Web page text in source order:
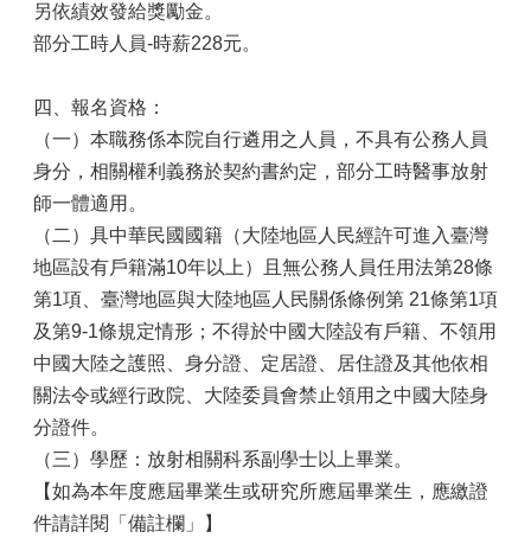
另依績效發給獎勵金。
部分工時人員-時薪228元。
四、報名資格：
（一）本職務係本院自行遴用之人員，不具有公務人員
身分，相關權利義務於契約書約定，部分工時醫事放射
師一體適用。
（二）具中華民國國籍（大陸地區人民經許可進入臺灣
地區設有戶籍滿10年以上）且無公務人員任用法第28條
第1項、臺灣地區與大陸地區人民關係條例第 21條第1項
及第9-1條規定情形；不得於中國大陸設有戶籍、不領用
中國大陸之護照、身分證、定居證、居住證及其他依相
關法令或經行政院、大陸委員會禁止領用之中國大陸身
分證件。
（三）學歷：放射相關科系副學士以上畢業。
【如為本年度應屆畢業生或研究所應屆畢業生，應繳證
件請詳閱「備註欄」】